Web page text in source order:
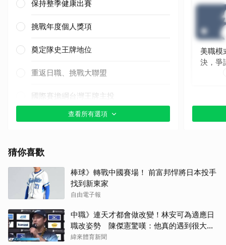
保持整季健康出賽
挑戰年度個人獎項
奠定隊史王牌地位
重返日職、挑戰大聯盟
國際賽擔綱台灣王牌主投
其他（歡迎貼文分享）
查看所有選項
美職模
決，爭
猜你喜歡
棒球》轉戰中國賽場！ 前富邦悍將日本投手
找到新東家
自由電子報
中職》連天才都會做改變！林安可為適應日
職改姿勢 陳傑憲驚嘆：他真的遇到很大挫
折
緯來體育新聞